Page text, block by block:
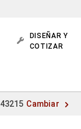
DISEÑAR Y
COTIZAR
43215 Cambiar